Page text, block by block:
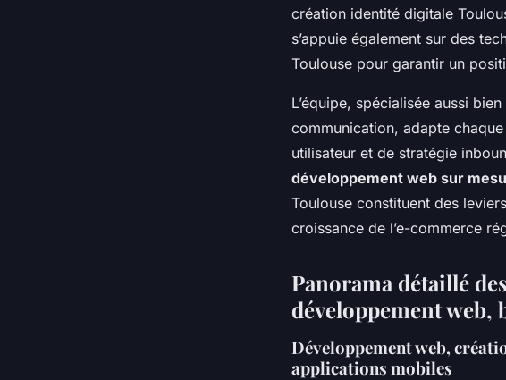
création identité digitale
s’appuie également sur des
Toulouse pour garantir un
L’équipe, spécialisée aussi
communication, adapte
utilisateur et de stratégie
développement web sur
Toulouse constituent des
croissance de l’e-commerce
Panorama détaillé
développement web,
Développement web,
applications mobiles